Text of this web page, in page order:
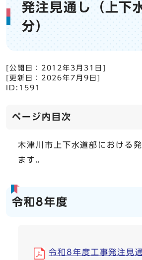
発注見通し（上下
分）
[公開日： 2012年3月31日
[更新日： 2026年7月9日
ID:1591
ページ内目次
木津川市上下水道部における
ます。
令和8年度
令和8年度工事発注見